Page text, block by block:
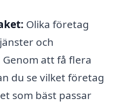
Olika företag
och
att få flera
du se vilket företag
som bäst passar